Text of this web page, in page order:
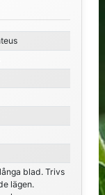
blad. Trivs
lägen.